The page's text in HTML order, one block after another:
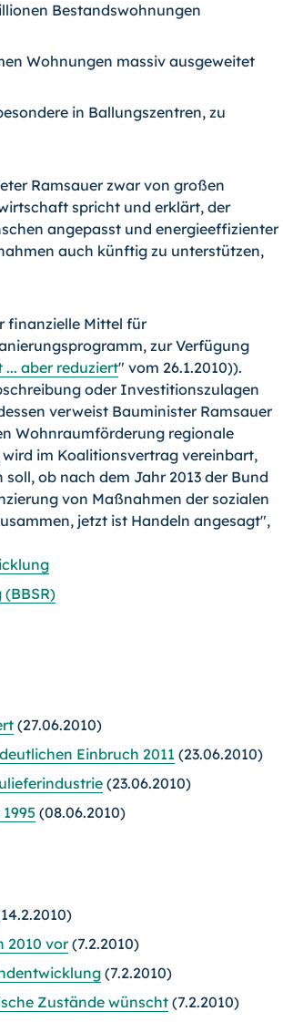
Bestandswohnungen
Wohnungen massiv ausgeweitet
in Ballungszentren, zu
Ramsauer zwar von großen
spricht und erklärt, der
angepasst und energieeffizienter
auch künftig zu unterstützen,
finanzielle Mittel für
zur Verfügung
aber reduziert" vom 26.1.2010)).
oder Investitionszulagen
verweist Bauminister Ramsauer
Wohnraumförderung regionale
im Koalitionsvertrag vereinbart,
ob nach dem Jahr 2013 der Bund
von Maßnahmen der sozialen
jetzt ist Handeln angesagt",
(27.06.2010)
Einbruch 2011 (23.06.2010)
(23.06.2010)
(08.06.2010)
2010 vor(7.2.2010)
(7.2.2010)
Zustände wünscht(7.2.2010)